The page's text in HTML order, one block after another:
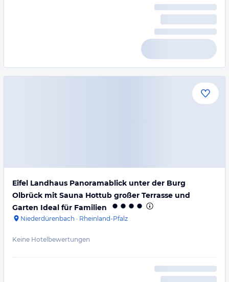
Eifel Landhaus Panoramablick unter der Burg
Olbrück mit Sauna Hottub großer Terrasse und
Garten Ideal für Familien
Niederdürenbach · Rheinland-Pfalz
Keine Hotelbewertungen